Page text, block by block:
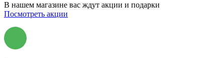
В нашем магазине вас ждут акции и подарки
Посмотреть акции